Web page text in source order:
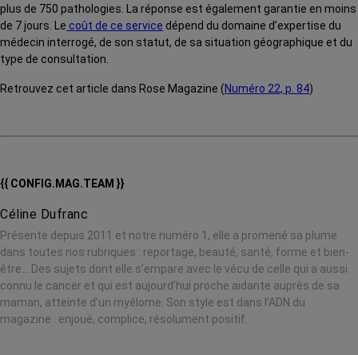
plus de 750 pathologies. La réponse est également garantie en moins
de 7 jours. Le coût de ce service dépend du domaine d’expertise du
médecin interrogé, de son statut, de sa situation géographique et du
type de consultation.
Retrouvez cet article dans Rose Magazine (Numéro 22, p. 84)
{{ CONFIG.MAG.TEAM }}
Céline Dufranc
Présente depuis 2011 et notre numéro 1, elle a promené sa plume
dans toutes nos rubriques : reportage, beauté, santé, forme et bien-
être… Des sujets dont elle s’empare avec le vécu de celle qui a aussi
connu le cancer et qui est aujourd’hui proche aidante auprès de sa
maman, atteinte d’un myélome. Son style est dans l’ADN du
magazine : enjoué, complice, résolument positif.